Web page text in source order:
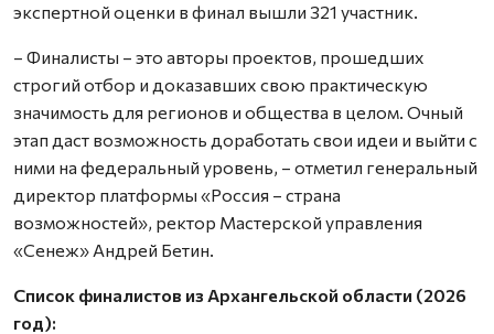
экспертной оценки в финал вышли 321 участник.
– Финалисты – это авторы проектов, прошедших
строгий отбор и доказавших свою практическую
значимость для регионов и общества в целом. Очный
этап даст возможность доработать свои идеи и выйти с
ними на федеральный уровень, – отметил генеральный
директор платформы «Россия – страна
возможностей», ректор Мастерской управления
«Сенеж» Андрей Бетин.
Список финалистов из Архангельской области (2026
год):